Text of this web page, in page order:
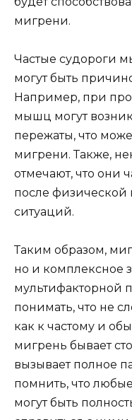
мигрени.
Частые судороги
могут быть
Например, при
мышц могут
пережаты, что
мигрени. Также,
отмечают, что они
после физической
ситуаций.
Таким образом,
но и комплексное
мультифакторной
понимать, что не
как к частому и
мигрень бывает
вызывает полное
помнить, что
могут быть